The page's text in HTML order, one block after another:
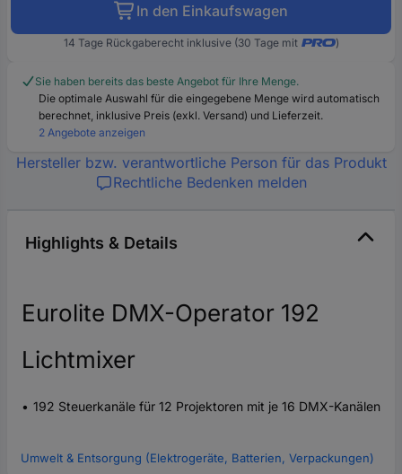
In den Einkaufswagen
14 Tage Rückgaberecht inklusive (30 Tage mit )
Sie haben bereits das beste Angebot für Ihre Menge.
Die optimale Auswahl für die eingegebene Menge wird automatisch
berechnet, inklusive Preis (exkl. Versand) und Lieferzeit.
2 Angebote anzeigen
Hersteller bzw. verantwortliche Person für das Produkt
Rechtliche Bedenken melden
Highlights & Details
Eurolite DMX-Operator 192
Lichtmixer
192 Steuerkanäle für 12 Projektoren mit je 16 DMX-Kanälen
Umwelt & Entsorgung (Elektrogeräte, Batterien, Verpackungen)